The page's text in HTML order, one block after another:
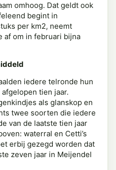
omhoog. Dat geldt ook
begint in
per km2, neemt
af om in februari bijna
iedere telronde hun
tien jaar.
als glanskop en
twee soorten die iedere
van de laatste tien jaar
waterral en Cetti’s
erbij gezegd worden dat
zeven jaar in Meijendel